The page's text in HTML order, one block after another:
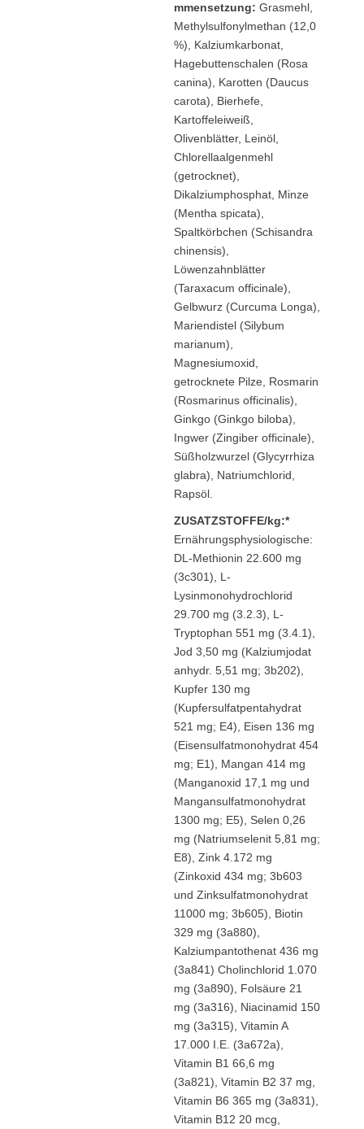
mmensetzung: Grasmehl,
Methylsulfonylmethan (12,0
%), Kalziumkarbonat,
Hagebuttenschalen (Rosa
canina), Karotten (Daucus
carota), Bierhefe,
Kartoffeleiweiß,
Olivenblätter, Leinöl,
Chlorellaalgenmehl
(getrocknet),
Dikalziumphosphat, Minze
(Mentha spicata),
Spaltkörbchen (Schisandra
chinensis),
Löwenzahnblätter
(Taraxacum officinale),
Gelbwurz (Curcuma Longa),
Mariendistel (Silybum
marianum),
Magnesiumoxid,
getrocknete Pilze, Rosmarin
(Rosmarinus officinalis),
Ginkgo (Ginkgo biloba),
Ingwer (Zingiber officinale),
Süßholzwurzel (Glycyrrhiza
glabra), Natriumchlorid,
Rapsöl.
ZUSATZSTOFFE/kg:*
Ernährungsphysiologische:
DL-Methionin 22.600 mg
(3c301), L-
Lysinmonohydrochlorid
29.700 mg (3.2.3), L-
Tryptophan 551 mg (3.4.1),
Jod 3,50 mg (Kalziumjodat
anhydr. 5,51 mg; 3b202),
Kupfer 130 mg
(Kupfersulfatpentahydrat
521 mg; E4), Eisen 136 mg
(Eisensulfatmonohydrat 454
mg; E1), Mangan 414 mg
(Manganoxid 17,1 mg und
Mangansulfatmonohydrat
1300 mg; E5), Selen 0,26
mg (Natriumselenit 5,81 mg;
E8), Zink 4.172 mg
(Zinkoxid 434 mg; 3b603
und Zinksulfatmonohydrat
11000 mg; 3b605), Biotin
329 mg (3a880),
Kalziumpantothenat 436 mg
(3a841) Cholinchlorid 1.070
mg (3a890), Folsäure 21
mg (3a316), Niacinamid 150
mg (3a315), Vitamin A
17.000 I.E. (3a672a),
Vitamin B1 66,6 mg
(3a821), Vitamin B2 37 mg,
Vitamin B6 365 mg (3a831),
Vitamin B12 20 mcg,